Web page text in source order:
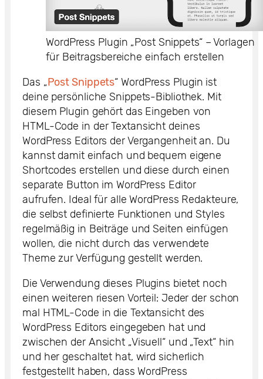
WordPress Plugin „Post Snippets“ – Vorlagen
für Beitragsbereiche einfach erstellen
Das „Post Snippets“ WordPress Plugin ist
deine persönliche Snippets-Bibliothek. Mit
diesem Plugin gehört das Eingeben von
HTML-Code in der Textansicht deines
WordPress Editors der Vergangenheit an. Du
kannst damit einfach und bequem eigene
Shortcodes erstellen und diese durch einen
separate Button im WordPress Editor
aufrufen. Ideal für alle WordPress Redakteure,
die selbst definierte Funktionen und Styles
regelmäßig in Beiträge und Seiten einfügen
wollen, die nicht durch das verwendete
Theme zur Verfügung gestellt werden.
Die Verwendung dieses Plugins bietet noch
einen weiteren riesen Vorteil: Jeder der schon
mal HTML-Code in die Textansicht des
WordPress Editors eingegeben hat und
zwischen der Ansicht „Visuell“ und „Text“ hin
und her geschaltet hat, wird sicherlich
festgestellt haben, dass WordPress